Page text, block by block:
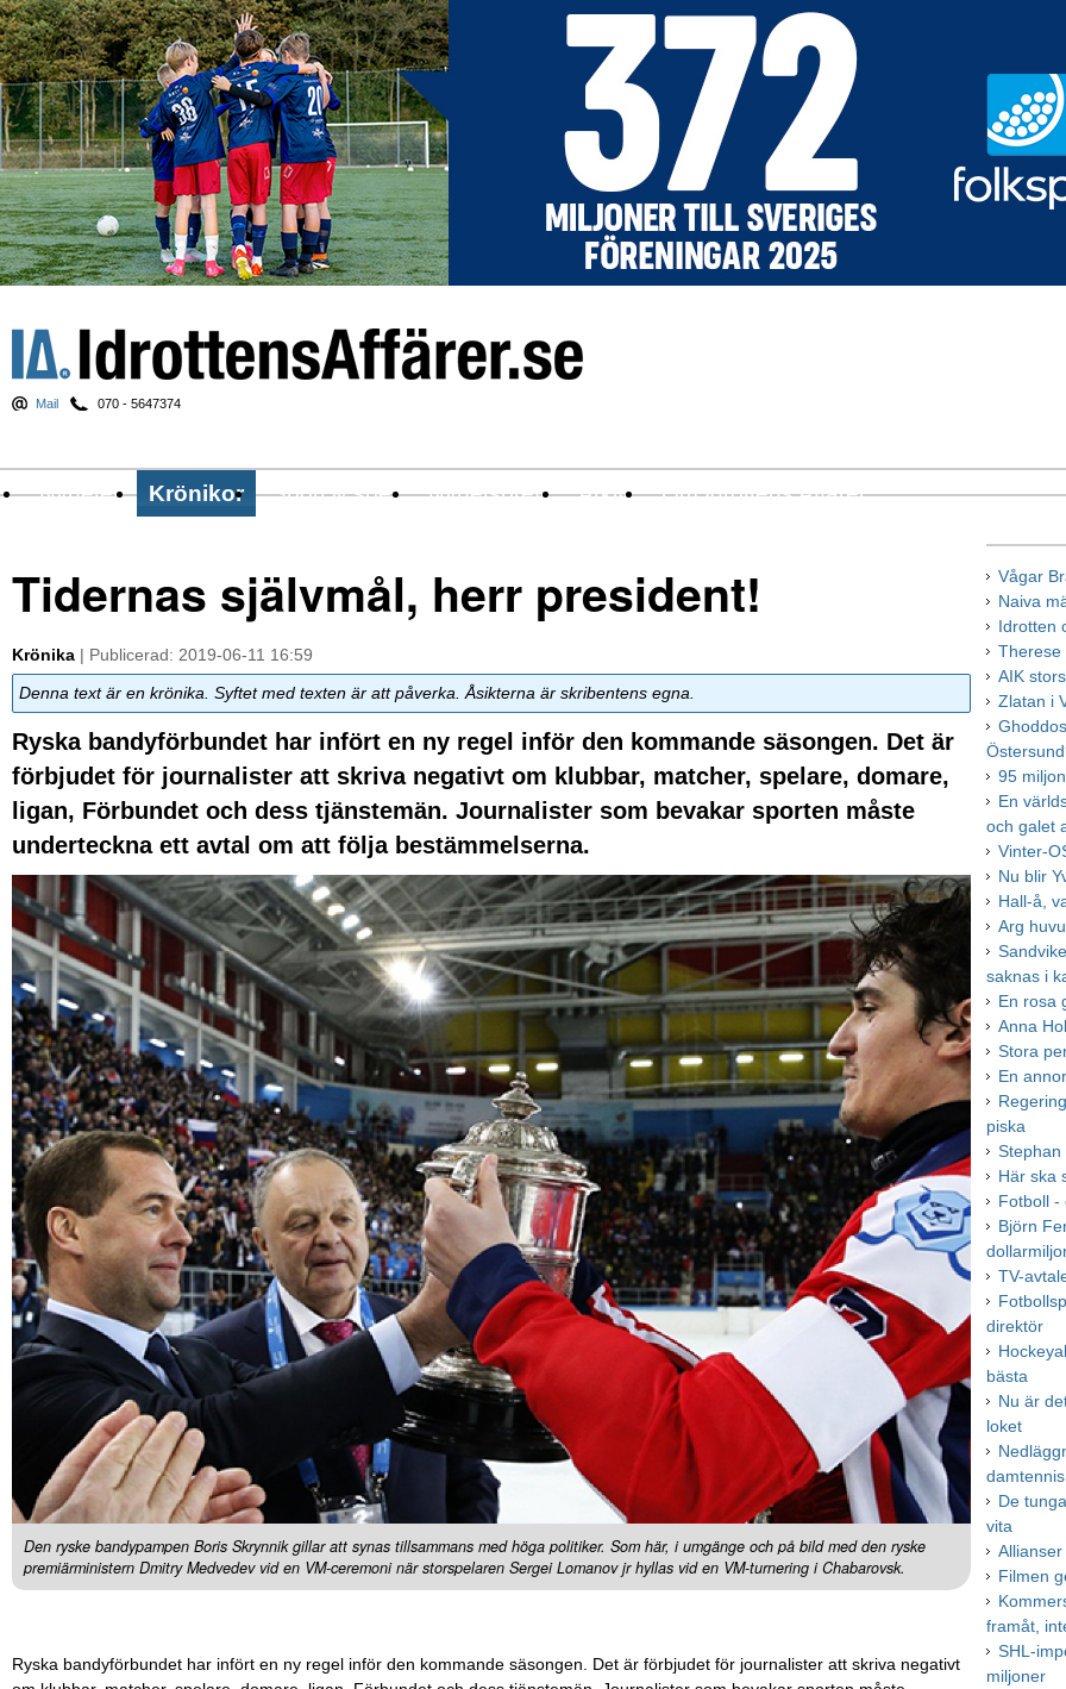
Mail 070 - 5647374
Nyheter Krönikor Sport & spel Nyhetsbrev Arkiv Om Idrottens Affärer
Tidernas självmål, herr president!
Krönika | Publicerad: 2019-06-11 16:59
Denna text är en krönika. Syftet med texten är att påverka. Åsikterna är skribentens egna.
Ryska bandyförbundet har infört en ny regel inför den kommande säsongen. Det är
förbjudet för journalister att skriva negativt om klubbar, matcher, spelare, domare,
ligan, Förbundet och dess tjänstemän. Journalister som bevakar sporten måste
underteckna ett avtal om att följa bestämmelserna.
Den ryske bandypampen Boris Skrynnik gillar att synas tillsammans med höga politiker. Som här, i umgänge och på bild med den ryske
premiärministern Dmitry Medvedev vid en VM-ceremoni när storspelaren Sergei Lomanov jr hyllas vid en VM-turnering i Chabarovsk.
Ryska bandyförbundet har infört en ny regel inför den kommande säsongen. Det är förbjudet för journalister att skriva negativt
Vågar
Naiva
Idrotten
Therese
AIK
Zlatan i
95
En
och galet
Vinter-
Nu blir
Hall-å,
Arg
saknas i
En rosa
Anna
Stora
En
piska
Stephan
Här ska
Fotboll -
Björn
TV-
direktör
bästa
Nu är
loket
damtennis
De
vita
Filmen
framåt,
SHL-
miljoner